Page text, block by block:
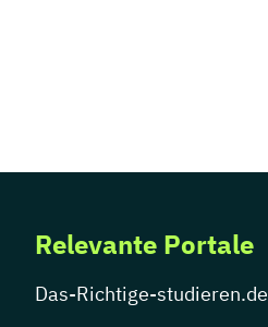
Relevante Portale
Das-Richtige-studieren.de